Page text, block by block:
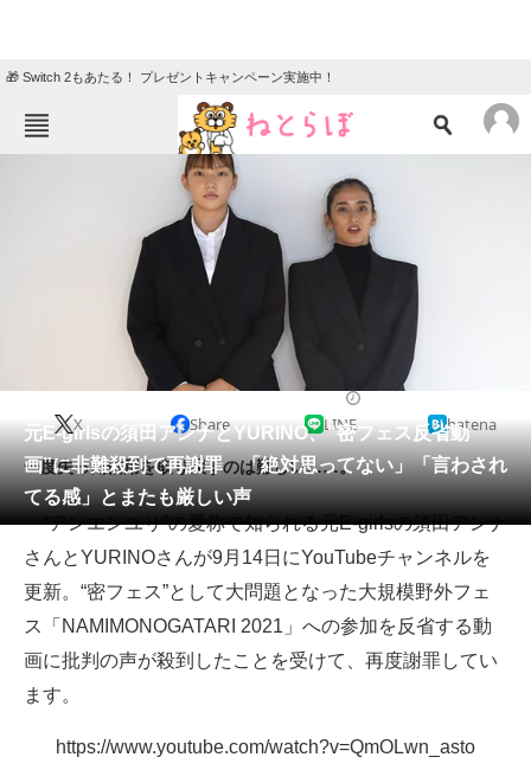
🎁 Switch 2もあたる！ プレゼントキャンペーン実施中！
ニュース
クイズ
地域
教育・育児
リサーチ
会員記事
メディア
注目記事を集めた総合ページ
ITの今と未来を見通す
スマホと通信の最新トレンド
元E-girlsの須田アンナとYURINO、“密フェス反省動
画”に非難殺到で再謝罪 「絶対思ってない」「言わされ
てる感」とまたも厳しい声
X Share LINE hatena
一度失った信用を取り戻すのは難しい……。
“アンエンユリ”の愛称で知られる元E-girlsの須田アンナ
さんとYURINOさんが9月14日にYouTubeチャンネルを
更新。“密フェス”として大問題となった大規模野外フェ
ス「NAMIMONOGATARI 2021」への参加を反省する動
画に批判の声が殺到したことを受けて、再度謝罪してい
ます。
https://www.youtube.com/watch?v=QmOLwn_asto